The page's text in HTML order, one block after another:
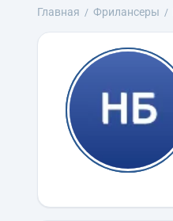
Главная Фрилансеры